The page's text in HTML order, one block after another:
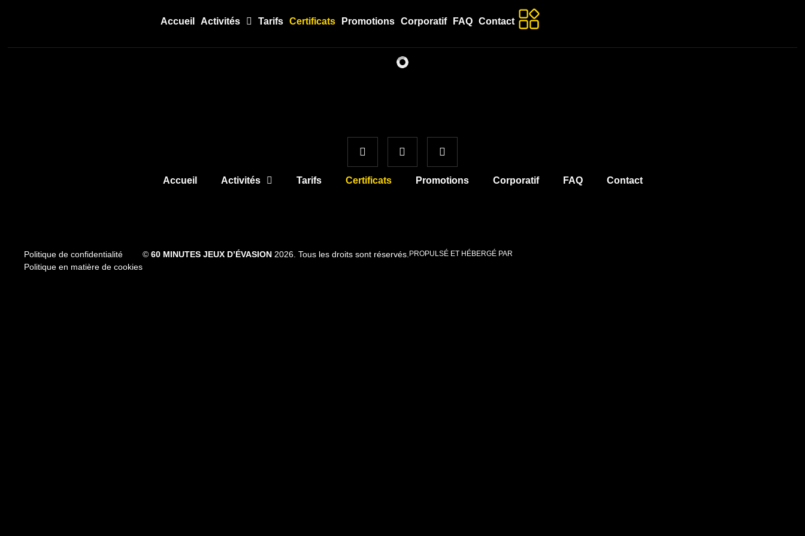
Accueil Activités Tarifs Certificats Promotions Corporatif FAQ Contact
Accueil Activités Tarifs Certificats Promotions Corporatif FAQ Contact
Politique de confidentialité
Politique en matière de cookies
©60 MINUTES JEUX D’ÉVASION 2026. Tous les droits sont réservés. PROPULSÉ ET HÉBERGÉ PAR